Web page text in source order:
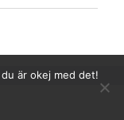
är okej med det!